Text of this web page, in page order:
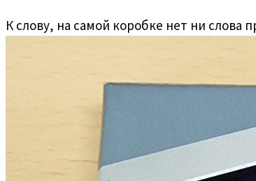
К слову, на самой коробке нет ни слова